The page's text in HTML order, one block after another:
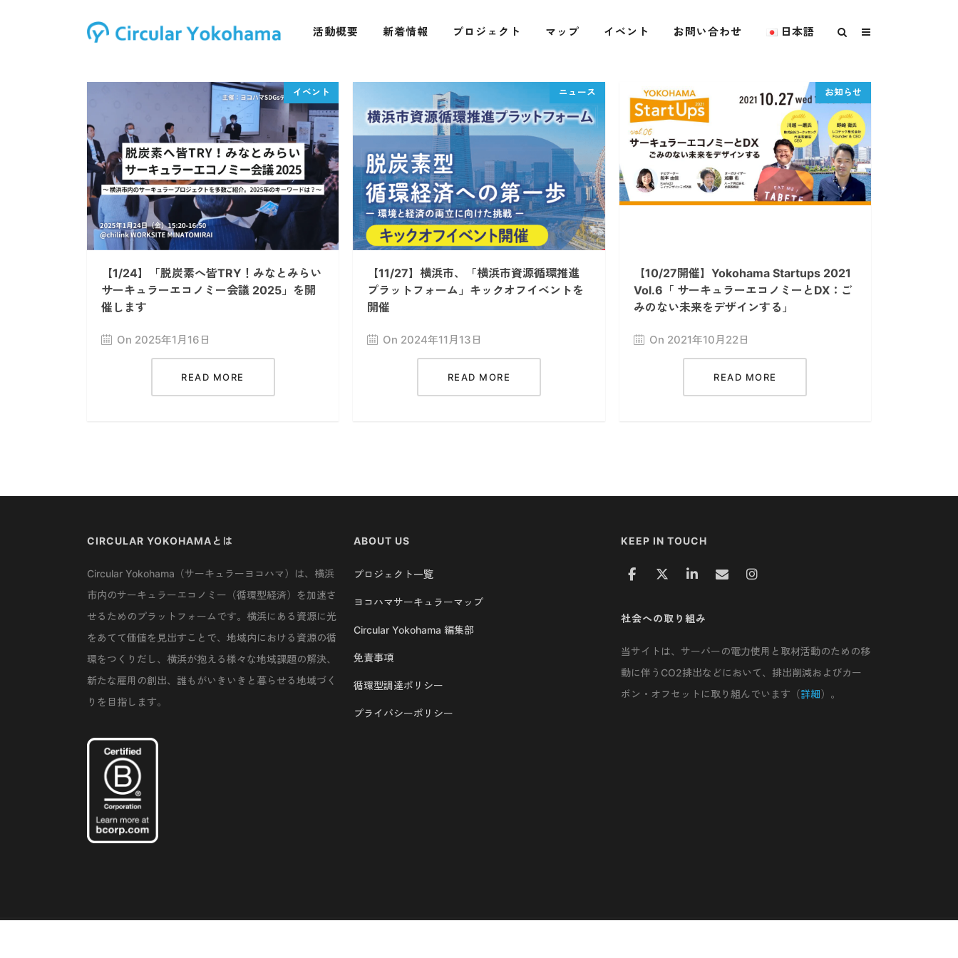
活動概要 新着情報 プロジェクト マップ イベント お問い合わせ 日本語
【1/24】「脱炭素へ皆TRY！みなとみらい
サーキュラーエコノミー会議 2025」を開
催します
On 2025年1月16日
READ MORE
【11/27】横浜市、「横浜市資源循環推進
プラットフォーム」キックオフイベントを
開催
On 2024年11月13日
READ MORE
【10/27開催】Yokohama Startups 2021
Vol.6「 サーキュラーエコノミーとDX：ご
みのない未来をデザインする」
On 2021年10月22日
READ MORE
CIRCULAR YOKOHAMAとは
Circular Yokohama（サーキュラーヨコハマ）は、横浜
市内のサーキュラーエコノミー（循環型経済）を加速さ
せるためのプラットフォームです。横浜にある資源に光
をあてて価値を見出すことで、地域内における資源の循
環をつくりだし、横浜が抱える様々な地域課題の解決、
新たな雇用の創出、誰もがいきいきと暮らせる地域づく
りを目指します。
ABOUT US
プロジェクト一覧
ヨコハマサーキュラーマップ
Circular Yokohama 編集部
免責事項
循環型調達ポリシー
プライバシーポリシー
KEEP IN TOUCH
社会への取り組み
当サイトは、サーバーの電力使用と取材活動のための移
動に伴うCO2排出などにおいて、排出削減およびカー
ボン・オフセットに取り組んでいます（詳細）。